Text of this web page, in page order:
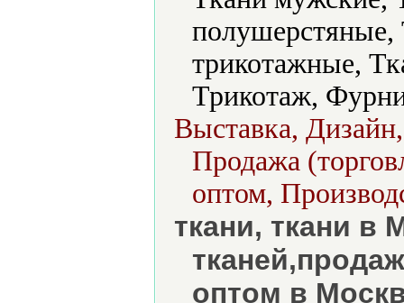
полушерстяные,
трикотажные,
Трикотаж,
Выставка,
Продажа
оптом,
ткани, ткани в
оптом в